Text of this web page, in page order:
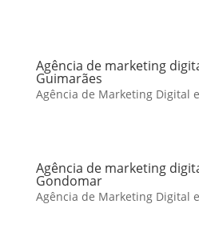
Agência de marketing
Guimarães
Agência de Marketing Digital
Agência de marketing
Gondomar
Agência de Marketing Digital